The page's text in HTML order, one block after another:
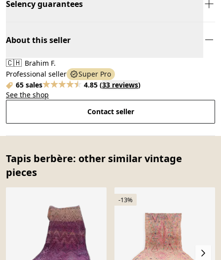
Selency guarantees
About this seller
🇨🇭 Brahim F.
Professional seller
Super Pro
65 sales
4.85 (33 reviews)
See the shop
Contact seller
Tapis berbère: other similar vintage
pieces
-13%